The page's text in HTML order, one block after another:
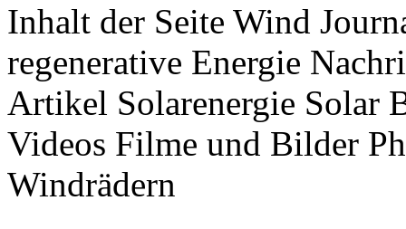
Inhalt der Seite Wind
regenerative Energie
Artikel Solarenergie Solar
Videos Filme und Bilder
Windrädern